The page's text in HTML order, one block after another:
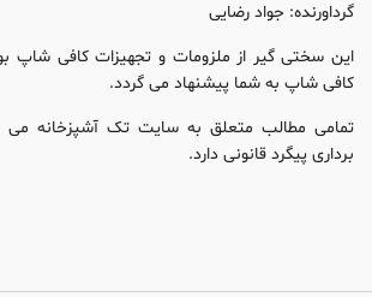
گرداورنده: جواد رضایی
این سختی گیر از ملزومات و تجهیزات کافی شاپ
کافی شاپ به شما پیشنهاد می گردد.
تمامی مطالب متعلق به سایت تک آشپزخانه می
برداری پیگرد قانونی دارد.